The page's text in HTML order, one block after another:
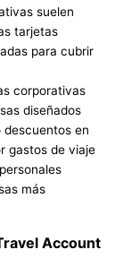
suelen
tarjetas
para cubrir
corporativas
diseñados
en
gastos de viaje
más
Account